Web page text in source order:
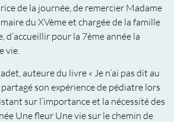
de la journée, de remercier Madame
du XVème et chargée de la famille
d’accueillir pour la 7ème année la
vie.
auteure du livre « Je n’ai pas dit au
son expérience de pédiatre lors
sur l’importance et la nécessité des
Une fleur Une vie sur le chemin de